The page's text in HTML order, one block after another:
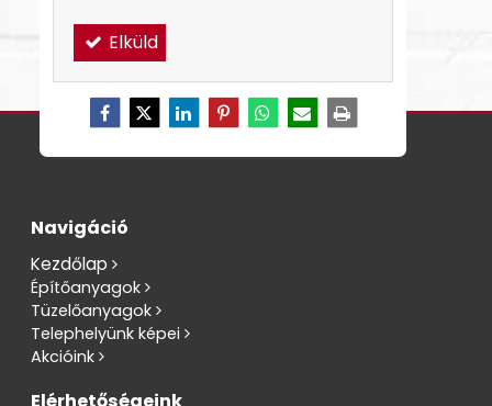
Elküld
Navigáció
Kezdőlap
Építőanyagok
Tüzelőanyagok
Telephelyünk képei
Akcióink
Elérhetőségeink